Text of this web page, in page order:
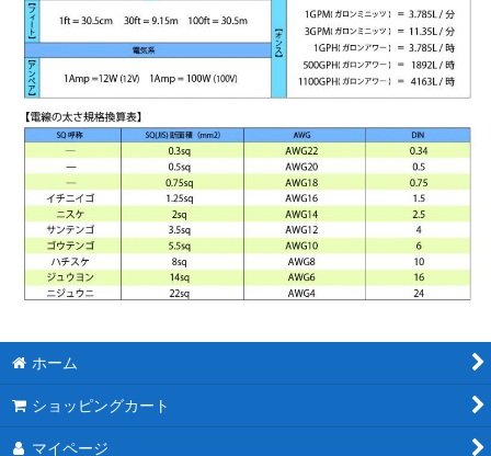
ホーム
ショッピングカート
マイページ